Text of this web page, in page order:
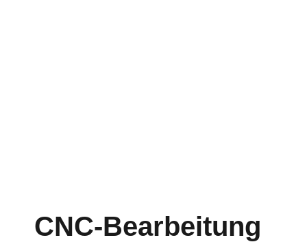
CNC-Bearbeitung